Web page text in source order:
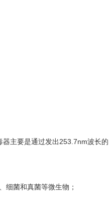
主要是通过发出253.7nm波长的
细菌和真菌等微生物；